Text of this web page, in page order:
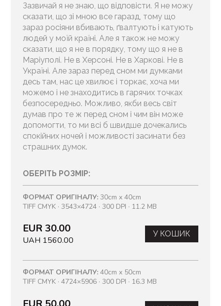
Зазвичай я не знаю, що відповісти. Я не можу
сказати, що зі мною все гаразд, тому що
зараз росіяни вбивають, ґвалтують і катують
людей у моїй країні. Але я також не можу
сказати, що я не в порядку, тому що я не в
Маріуполі. Не в Херсоні. Не в Харкові. Не в
Україні. Але зараз перед сном ми думками
десь там, нас це хвилює і торкає, хоча ми
можемо і не знаходитись в гарячих точках
безпосередньо. Можливо, якби весь світ
думав про те ж перед сном і чим він може
допомогти, то ми всі б швидше дочекались
спокійних ночей і можливості засинати без
страшних думок.
ОБЕРІТЬ РОЗМІР:
ФОРМАТ ОРИГІНАЛУ: 30cm x 40cm
TIFF CMYK · 3543×4724 · 300 DPI · 11.2 MB
EUR 30.00
UAH 1560.00
У КОШИК
ФОРМАТ ОРИГІНАЛУ: 40cm x 50cm
TIFF CMYK · 4724×5906 · 300 DPI · 16.3 MB